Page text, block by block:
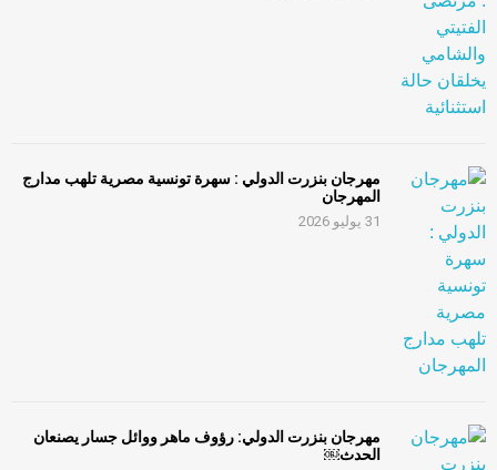
مهرجان بنزرت الدولي : سهرة تونسية مصرية تلهب مدارج
المهرجان
31 يوليو 2026
مهرجان بنزرت الدولي: رؤوف ماهر ووائل جسار يصنعان
الحدث￼